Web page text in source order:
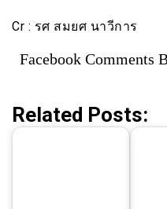
Cr : รศ สมยศ นาวีการ
Facebook Comments
Related Posts: